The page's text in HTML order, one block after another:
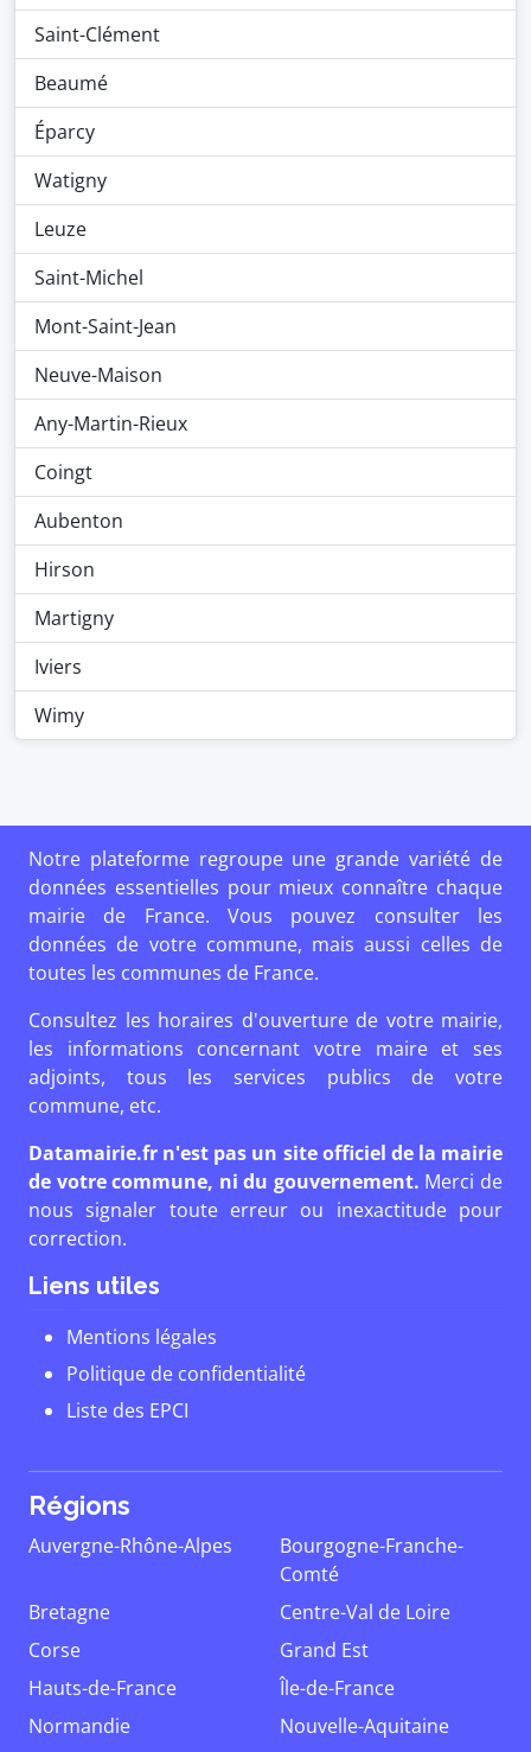
Saint-Clément
Beaumé
Éparcy
Watigny
Leuze
Saint-Michel
Mont-Saint-Jean
Neuve-Maison
Any-Martin-Rieux
Coingt
Aubenton
Hirson
Martigny
Iviers
Wimy
Notre plateforme regroupe une grande variété de
données essentielles pour mieux connaître chaque
mairie de France. Vous pouvez consulter les
données de votre commune, mais aussi celles de
toutes les communes de France.
Consultez les horaires d'ouverture de votre mairie,
les informations concernant votre maire et ses
adjoints, tous les services publics de votre
commune, etc.
Datamairie.fr n'est pas un site officiel de la mairie
de votre commune, ni du gouvernement. Merci de
nous signaler toute erreur ou inexactitude pour
correction.
Liens utiles
Mentions légales
Politique de confidentialité
Liste des EPCI
Régions
Auvergne-Rhône-Alpes
Bourgogne-Franche-
Comté
Bretagne
Centre-Val de Loire
Corse
Grand Est
Hauts-de-France
Île-de-France
Normandie
Nouvelle-Aquitaine